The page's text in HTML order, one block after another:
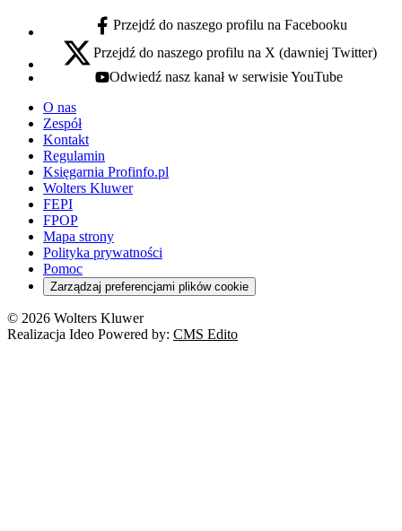
facebook - otwiera się w nowej karcie
Przejdź do naszego profilu na Facebooku
x - otwiera się w nowej karcie
Przejdź do naszego profilu na X (dawniej Twitter)
youtube - otwiera się w nowej karcie
Odwiedź nasz kanał w serwisie YouTube
O nas
Zespół
Kontakt
Regulamin
Księgarnia Profinfo.pl
Wolters Kluwer
FEPI
FPOP
Mapa strony
Polityka prywatności
Pomoc
Zarządzaj preferencjami plików cookie
© 2026 Wolters Kluwer
Realizacja Ideo Powered by: CMS Edito